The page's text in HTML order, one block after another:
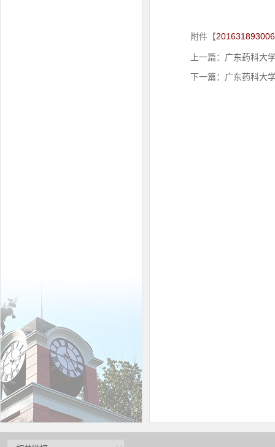
附件【
上一篇： 广东药科大
下一篇： 广东药科大